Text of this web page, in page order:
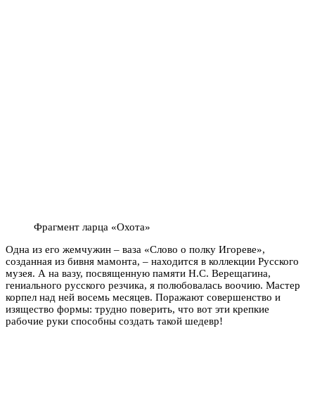
Фрагмент ларца «Охота»
Одна из его жемчужин – ваза «Слово о полку Игореве»,
созданная из бивня мамонта, – находится в коллекции Русского
музея. А на вазу, посвященную памяти Н.С. Верещагина,
гениального русского резчика, я полюбовалась воочию. Мастер
корпел над ней восемь месяцев. Поражают совершенство и
изящество формы: трудно поверить, что вот эти крепкие
рабочие руки способны создать такой шедевр!